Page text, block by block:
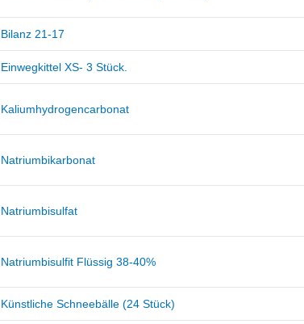
Bilanz 21-17
Einwegkittel XS- 3 Stück.
Kaliumhydrogencarbonat
Natriumbikarbonat
Natriumbisulfat
Natriumbisulfit Flüssig 38-40%
Künstliche Schneebälle (24 Stück)